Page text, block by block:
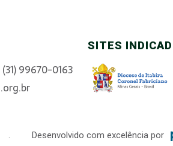
99670-0163
SITES
. Desenvolvido com excelência por